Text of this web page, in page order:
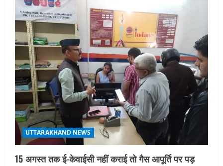
4
मुंबई में तीन दिवसीय प्रदर्शनी का आयोजन किया
August 7, 2026
5
UTTARAKHAND NEWS
जिलाधिकारी/जिला निर्वाचन अधिकारी ने
सहसपुर विधानसभा क्षेत्र के पोलिंग बूथों का
निरीक्षण कर एसआईआर आपत्ति निस्तारण
शिविर की व्यवस्थाओं का लिया जायजा
August 6, 2026
UTTARAKHAND NEWS
15 अगस्त तक ई-केवाईसी नहीं कराई तो गैस आपूर्ति पर पड़